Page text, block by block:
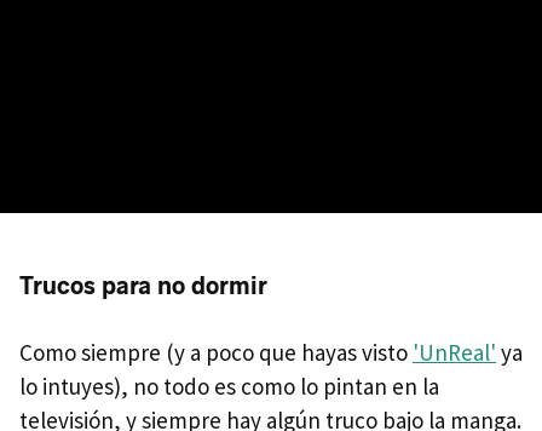
Trucos para no dormir
Como siempre (y a poco que hayas visto 'UnReal' ya
lo intuyes), no todo es como lo pintan en la
televisión, y siempre hay algún truco bajo la manga.